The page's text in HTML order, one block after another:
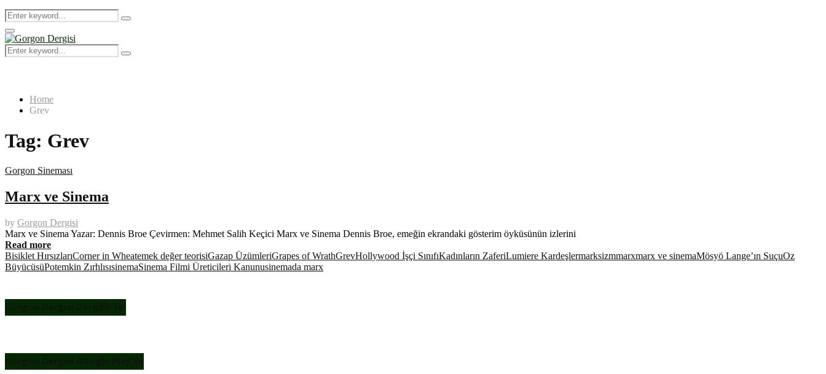
Search
for:
Search
Primary
Menu
Search
for:
Search
Home
Grev
Tag: Grev
Gorgon Sineması
Marx ve Sinema
by Gorgon Dergisi
Marx ve Sinema Yazar: Dennis Broe Çevirmen: Mehmet Salih Keçici Marx ve Sinema Dennis Broe, emeğin ekrandaki gösterim öyküsünün izlerini
Read more
Bisiklet HırsızlarıCorner in Wheatemek değer teorisiGazap ÜzümleriGrapes of WrathGrevHollywood İşçi SınıfıKadınların ZaferiLumiere Kardeşlermarksizmmarxmarx ve sinemaMösyö Lange’ın SuçuOz
BüyücüsüPotemkin ZırhlısısinemaSinema Filmi Üreticileri Kanunusinemada marx
Gorgon Dergisi Dergilik’te!
Gorgon Dergisi Google Play’de